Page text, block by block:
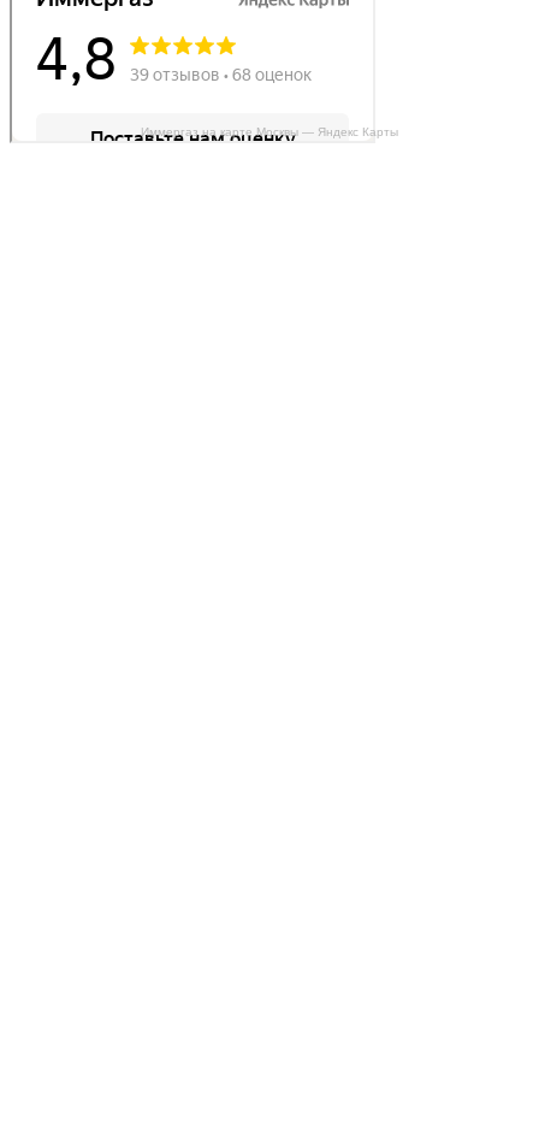
Иммергаз на карте Москвы — Яндекс Карты